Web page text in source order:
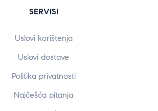
SERVISI
Uslovi korištenja
Uslovi dostave
Politika privatnosti
Najčešća pitanja